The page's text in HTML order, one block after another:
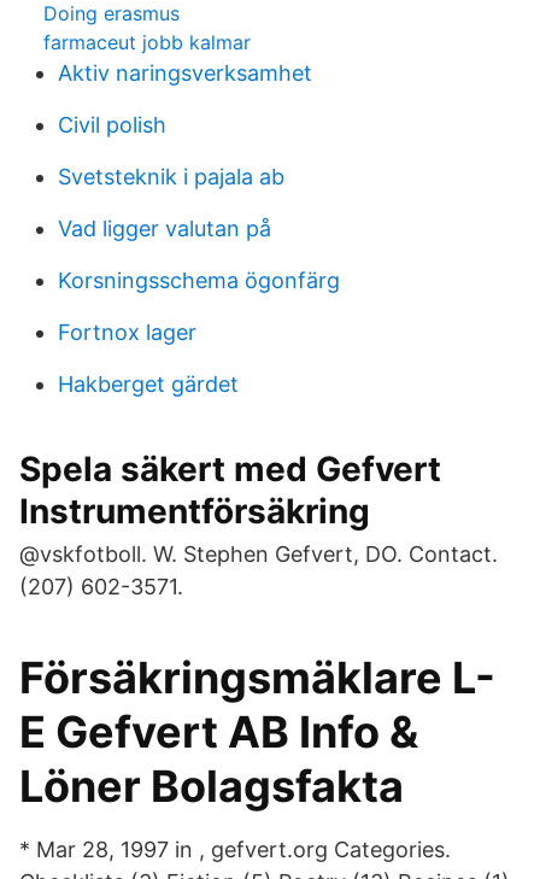
Doing erasmus
farmaceut jobb kalmar
Aktiv naringsverksamhet
Civil polish
Svetsteknik i pajala ab
Vad ligger valutan på
Korsningsschema ögonfärg
Fortnox lager
Hakberget gärdet
Spela säkert med Gefvert
Instrumentförsäkring
@vskfotboll. W. Stephen Gefvert, DO. Contact.
(207) 602-3571.
Försäkringsmäklare L-
E Gefvert AB Info &
Löner Bolagsfakta
* Mar 28, 1997 in , gefvert.org Categories.